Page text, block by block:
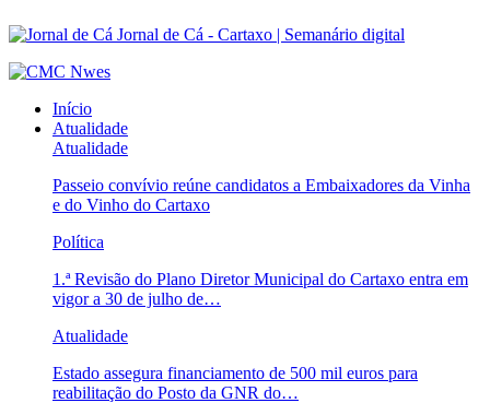
Jornal de Cá - Cartaxo | Semanário digital
Início
Atualidade
Atualidade
Passeio convívio reúne candidatos a Embaixadores da Vinha
e do Vinho do Cartaxo
Política
1.ª Revisão do Plano Diretor Municipal do Cartaxo entra em
vigor a 30 de julho de…
Atualidade
Estado assegura financiamento de 500 mil euros para
reabilitação do Posto da GNR do…